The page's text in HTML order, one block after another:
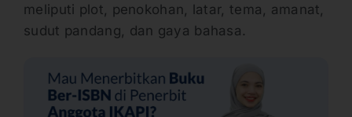
meliputi plot, penokohan, latar, tema, amanat,
sudut pandang, dan gaya bahasa.